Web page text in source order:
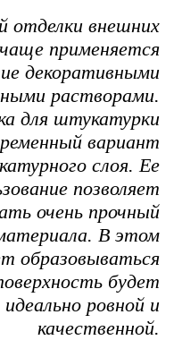
отделки внешних
применяется
декоративными
растворами.
для штукатурки
вариант
слоя. Ее
позволяет
очень прочный
В этом
образовываться
будет
ровной и
качественной.